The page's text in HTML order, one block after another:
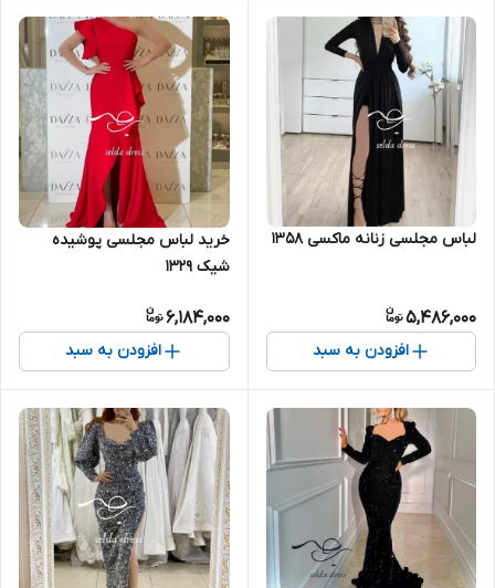
لباس مجلسی زنانه ماکسی ۱۳۵۸
5,486,000
افزودن به سبد
خرید لباس مجلسی پوشیده
شیک ۱۳۲۹
6,184,000
افزودن به سبد